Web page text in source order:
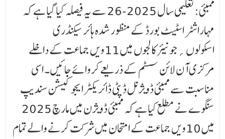
ممبئی: تعلیمی سال 2025-26 سے یہ فیصلہ کیا گیا ہے کہ
مہاراشٹر اسٹیٹ بورڈ کے منظور شدہ ہائر سیکنڈری
اسکولوں؍جونیئر کالجوں میں 11ویں جماعت کے داخلے
مرکزی آن لائن سسٹم کے ذریعے کروائے جائیں۔ اسی
مناسبت سے ممبئی ڈویژنل ڈپٹی ڈائریکٹر ایجوکیشن سندیپ
سنگوے نے مطلع کیا ہے کہ ممبئی ڈویژن میں مارچ 2025
میں 10ویں جماعت کے امتحان میں شرکت کرنے والے تمام